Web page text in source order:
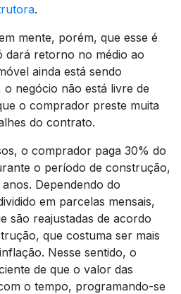
.
mente, porém, que esse é
dará retorno no médio ao
ainda está sendo
negócio não está livre de
o comprador preste muita
do contrato.
o comprador paga 30% do
o período de construção,
Dependendo do
em parcelas mensais,
são reajustadas de acordo
que costuma ser mais
Nesse sentido, o
de que o valor das
o tempo, programando-se